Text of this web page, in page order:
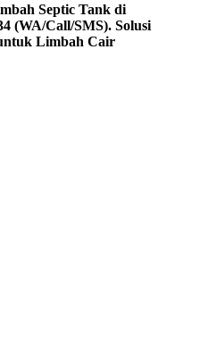
Septic Tank di
(WA/Call/SMS). Solusi
Limbah Cair